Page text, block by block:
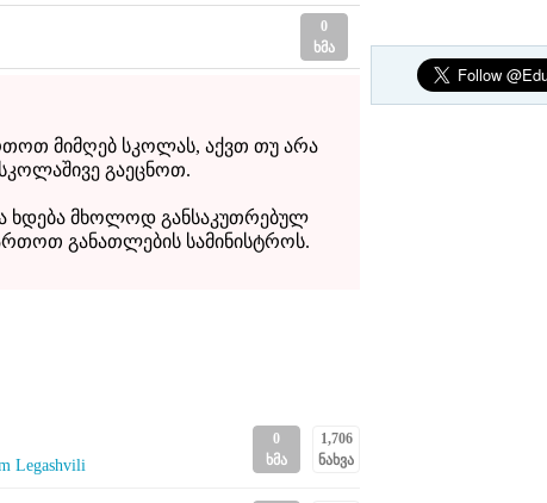
მიმღებ სკოლას, აქვთ თუ არა
გაეცნოთ.
ხდება მხოლოდ განსაკუთრებულ
განათლების სამინისტროს.
0
ხმა
0
ხმა
1,706
ნახვა
Legashvili